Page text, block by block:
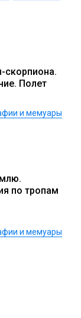
Полет
и мемуары
по тропам
и мемуары